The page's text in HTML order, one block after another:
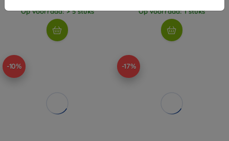
Op voorraad: > 5 stuks Op voorraad: 1 stuks
-10% -17%